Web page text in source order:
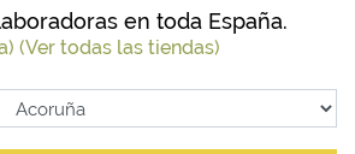
en toda España.
(Ver todas las tiendas)